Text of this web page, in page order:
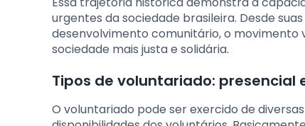
urgentes da sociedade brasileira. Desde
desenvolvimento comunitário, o
sociedade mais justa e solidária.
Tipos de voluntariado: presencial
O voluntariado pode ser exercido de